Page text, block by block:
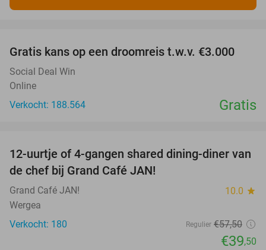
Gratis kans op een droomreis t.w.v. €3.000
Social Deal Win
Online
Verkocht: 188.564
Gratis
31%
12-uurtje of 4-gangen shared dining-diner van
de chef bij Grand Café JAN!
Grand Café JAN! 10.0 star
Wergea
Verkocht: 180
Regulier €57,50
€39,50